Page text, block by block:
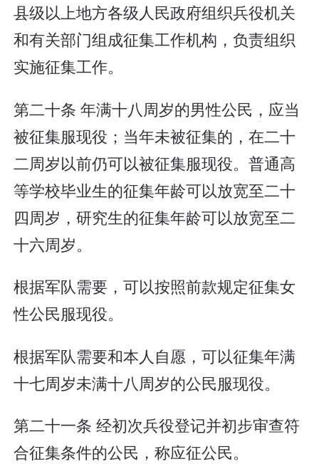
县级以上地方各级人民政府组织兵役机关
和有关部门组成征集工作机构，负责组织
实施征集工作。
第二十条 年满十八周岁的男性公民，应当
被征集服现役；当年未被征集的，在二十
二周岁以前仍可以被征集服现役。普通高
等学校毕业生的征集年龄可以放宽至二十
四周岁，研究生的征集年龄可以放宽至二
十六周岁。
根据军队需要，可以按照前款规定征集女
性公民服现役。
根据军队需要和本人自愿，可以征集年满
十七周岁未满十八周岁的公民服现役。
第二十一条 经初次兵役登记并初步审查符
合征集条件的公民，称应征公民。